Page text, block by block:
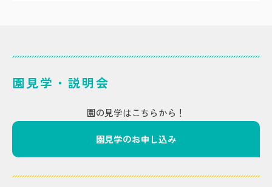
園見学・説明会
園の見学はこちらから！
園見学のお申し込み